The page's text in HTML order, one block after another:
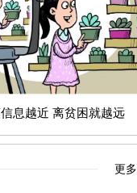
息越近 离贫困就越远
更多